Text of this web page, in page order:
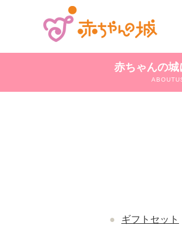
赤ちゃんの城
ギフトセット